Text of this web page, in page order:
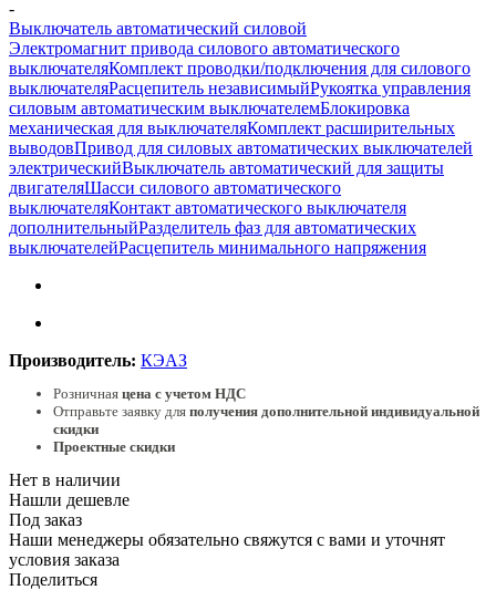
-
Выключатель автоматический силовой
Электромагнит привода силового автоматического
выключателяКомплект проводки/подключения для силового
выключателяРасцепитель независимыйРукоятка управления
силовым автоматическим выключателемБлокировка
механическая для выключателяКомплект расширительных
выводовПривод для силовых автоматических выключателей
электрическийВыключатель автоматический для защиты
двигателяШасси силового автоматического
выключателяКонтакт автоматического выключателя
дополнительныйРазделитель фаз для автоматических
выключателейРасцепитель минимального напряжения
Производитель: КЭАЗ
Розничная цена с учетом НДС
Отправьте заявку для получения дополнительной индивидуальной
скидки
Проектные скидки
Нет в наличии
Нашли дешевле
Под заказ
Наши менеджеры обязательно свяжутся с вами и уточнят
условия заказа
Поделиться